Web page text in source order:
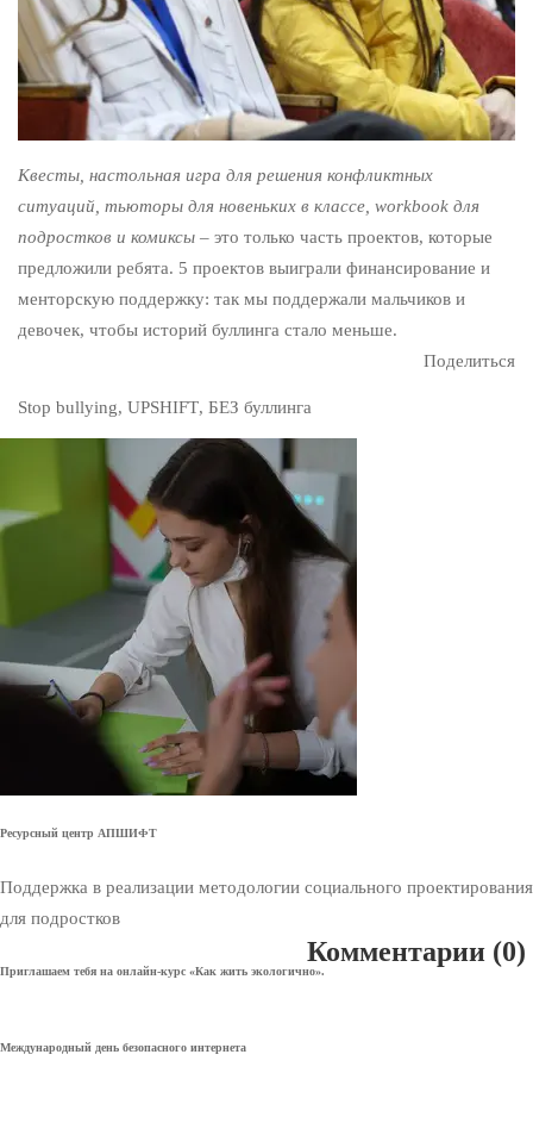
Квесты, настольная игра для решения конфликтных
ситуаций, тьюторы для новеньких в классе, workbook для
подростков и комиксы – это только часть проектов, которые
предложили ребята. 5 проектов выиграли финансирование и
менторскую поддержку: так мы поддержали мальчиков и
девочек, чтобы историй буллинга стало меньше.
Stop bullying, UPSHIFT, БЕЗ буллинга
Поделиться
Ресурсный центр АПШИФТ
Поддержка в реализации методологии социального проектирования
для подростков
Приглашаем тебя на онлайн-курс «Как жить экологично».
Международный день безопасного интернета
Комментарии (0)